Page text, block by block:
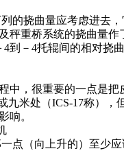
挠曲量应考虑进去，
秤重桥系统的挠曲量
到－4托辊间的相对挠
，很重要的一点是把
九米处（ICS-17称）
响。
（向上升的）至少应